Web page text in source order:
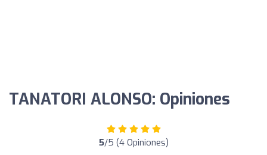
TANATORI ALONSO: Opiniones
5/5 (4 Opiniones)